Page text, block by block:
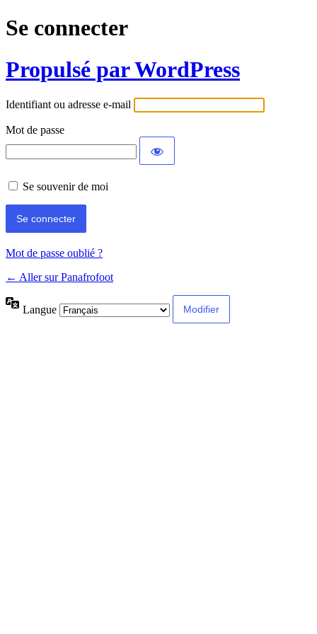
Se connecter
Propulsé par WordPress
Identifiant ou adresse e-mail
Mot de passe
Se souvenir de moi
Mot de passe oublié ?
← Aller sur Panafrofoot
Langue